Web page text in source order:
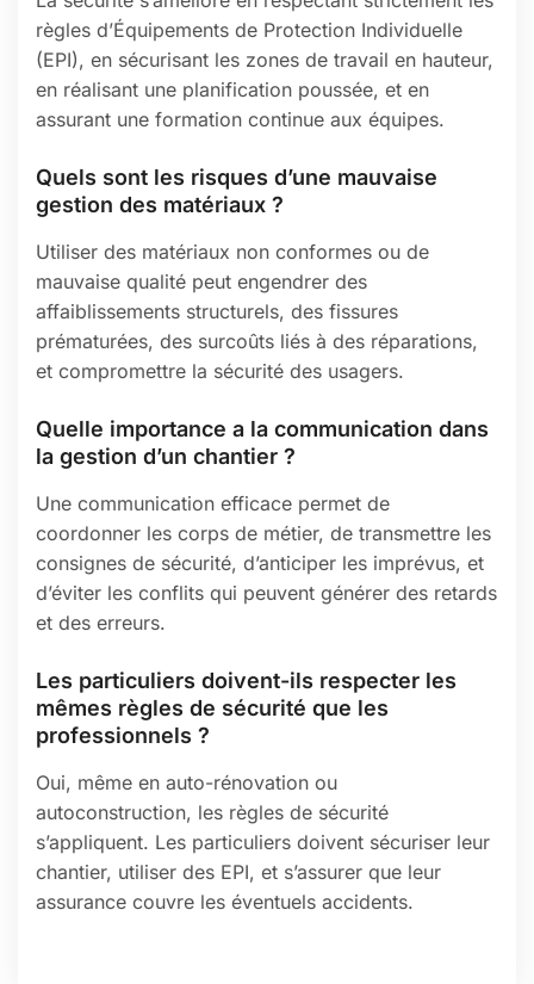
règles d’Équipements de Protection Individuelle
(EPI), en sécurisant les zones de travail en hauteur,
en réalisant une planification poussée, et en
assurant une formation continue aux équipes.
Quels sont les risques d’une mauvaise
gestion des matériaux ?
Utiliser des matériaux non conformes ou de
mauvaise qualité peut engendrer des
affaiblissements structurels, des fissures
prématurées, des surcoûts liés à des réparations,
et compromettre la sécurité des usagers.
Quelle importance a la communication dans
la gestion d’un chantier ?
Une communication efficace permet de
coordonner les corps de métier, de transmettre les
consignes de sécurité, d’anticiper les imprévus, et
d’éviter les conflits qui peuvent générer des retards
et des erreurs.
Les particuliers doivent-ils respecter les
mêmes règles de sécurité que les
professionnels ?
Oui, même en auto-rénovation ou
autoconstruction, les règles de sécurité
s’appliquent. Les particuliers doivent sécuriser leur
chantier, utiliser des EPI, et s’assurer que leur
assurance couvre les éventuels accidents.